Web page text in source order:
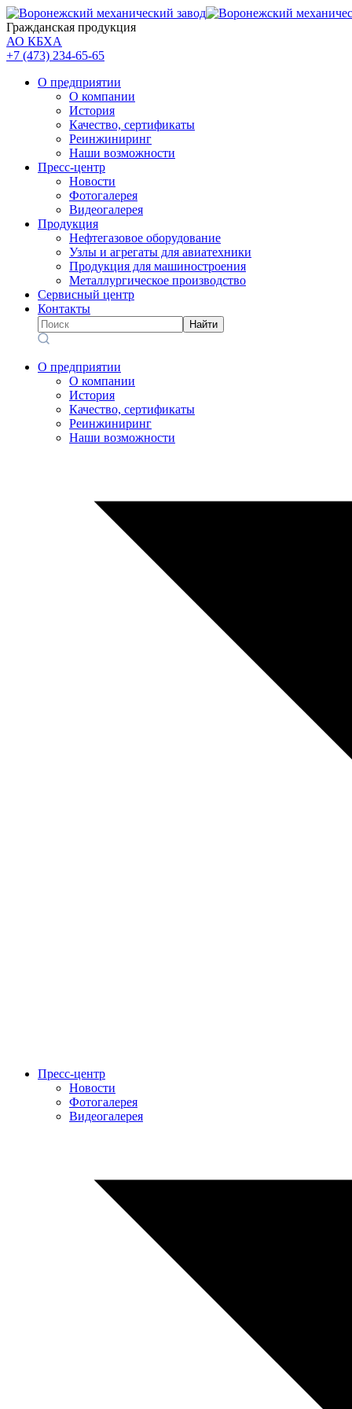
Гражданская продукция
АО КБХА
+7 (473) 234-65-65
О предприятии
О компании
История
Качество, сертификаты
Реинжиниринг
Наши возможности
Пресс-центр
Новости
Фотогалерея
Видеогалерея
Продукция
Нефтегазовое оборудование
Узлы и агрегаты для авиатехники
Продукция для машиностроения
Металлургическое производство
Сервисный центр
Контакты
Найти
О предприятии
О компании
История
Качество, сертификаты
Реинжиниринг
Наши возможности
Пресс-центр
Новости
Фотогалерея
Видеогалерея